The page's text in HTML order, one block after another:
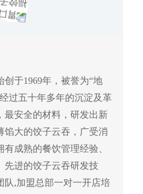
创于1969年，被誉为“地
过五十年多年的沉淀及革
最安全的材料，研发出新
馅大的饺子云吞，广受消
成熟的餐饮管理经验、
先进的饺子云吞研发技
队,加盟总部一对一开店培